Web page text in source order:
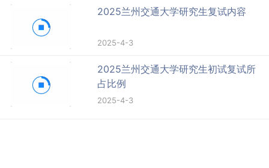
2025兰州交通大学研究生复试内容
2025-4-3
2025兰州交通大学研究生初试复试所
占比例
2025-4-3